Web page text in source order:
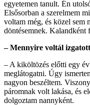
egyetemen tanult. Én
Elsősorban a szerelmem
voltam még, és közel sem
döntésemnek. Kalandként
– Mennyire voltál
– A kiköltözés előtti egy
meglátogatni. Úgy
nagyon beszéltem.
páromnak volt lakása, és
dolgoztam nannyként.